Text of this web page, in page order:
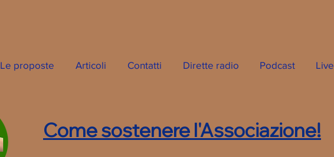
Le proposte Articoli Contatti Dirette radio Podcast Live
Come sostenere l'Associazione!